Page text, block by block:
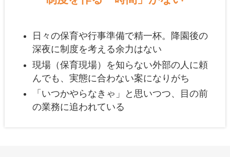
日々の保育や行事準備で精一杯。降園後の
深夜に制度を考える余力はない
現場（保育現場）を知らない外部の人に頼
んでも、実態に合わない案になりがち
「いつかやらなきゃ」と思いつつ、目の前
の業務に追われている